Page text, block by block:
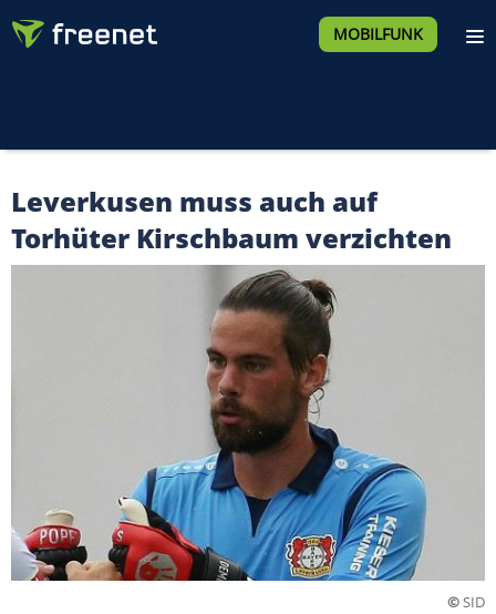
MOBILFUNK
Leverkusen muss auch auf
Torhüter Kirschbaum verzichten
©SID